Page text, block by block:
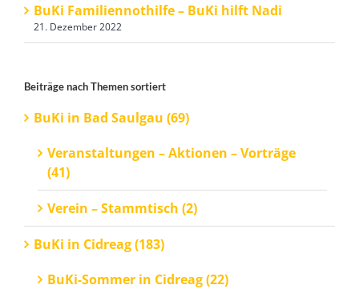
BuKi Familiennothilfe – BuKi hilft Nadi
21. Dezember 2022
Beiträge nach Themen sortiert
BuKi in Bad Saulgau (69)
Veranstaltungen – Aktionen – Vorträge
(41)
Verein – Stammtisch (2)
BuKi in Cidreag (183)
BuKi-Sommer in Cidreag (22)